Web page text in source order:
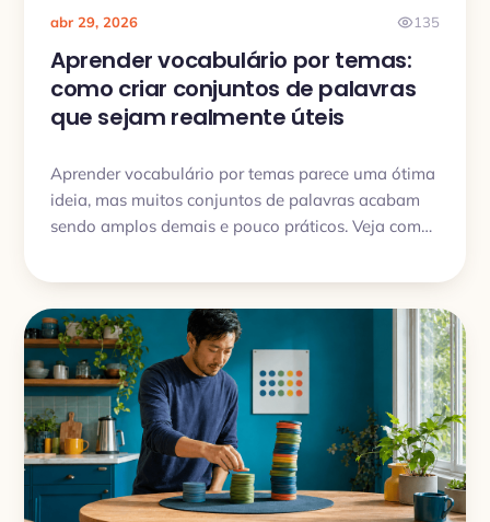
abr 29, 2026 135
Aprender vocabulário por temas:
como criar conjuntos de palavras
que sejam realmente úteis
Aprender vocabulário por temas parece uma ótima
ideia, mas muitos conjuntos de palavras acabam
sendo amplos demais e pouco práticos. Veja como
para lembrar melhor e usar de verdade no dia a
dia.